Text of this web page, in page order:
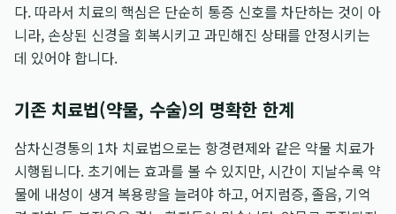
다. 따라서 치료의 핵심은 단순히 통증 신호를 차단하는 것이 아
니라, 손상된 신경을 회복시키고 과민해진 상태를 안정시키는
데 있어야 합니다.
기존 치료법(약물, 수술)의 명확한 한계
삼차신경통의 1차 치료법으로는 항경련제와 같은 약물 치료가
시행됩니다. 초기에는 효과를 볼 수 있지만, 시간이 지날수록 약
물에 내성이 생겨 복용량을 늘려야 하고, 어지럼증, 졸음, 기억